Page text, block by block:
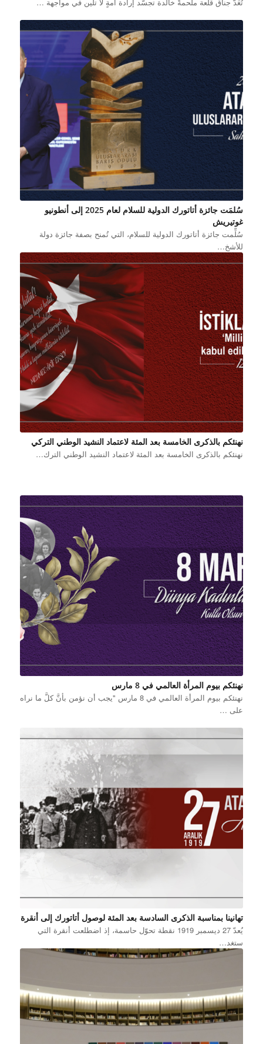
سُلمَت جائزة أتاتورك الدولية للسلام لعام 2025 إلى أنطونيو
غوتيريش
سُلِّمت جائزة أتاتورك الدولية للسلام، التي تُمنح بصفة جائزة دولة
للأشخ…
نهنئكم بالذكرى الخامسة بعد المئة لاعتماد النشيد الوطني التركي
نهنئكم بالذكرى الخامسة بعد المئة لاعتماد النشيد الوطني الترك…
نهنئكم بيوم المرأة العالمي في 8 مارس
نهنئكم بيوم المرأة العالمي في 8 مارس "يجب أن نؤمن بأنَّ كلَّ ما نراه
على …
تهانينا بمناسبة الذكرى السادسة بعد المئة لوصول أتاتورك إلى أنقرة
يُعدّ 27 ديسمبر 1919 نقطة تحوّل حاسمة، إذ اضطلعت أنقرة التي
ستغد…